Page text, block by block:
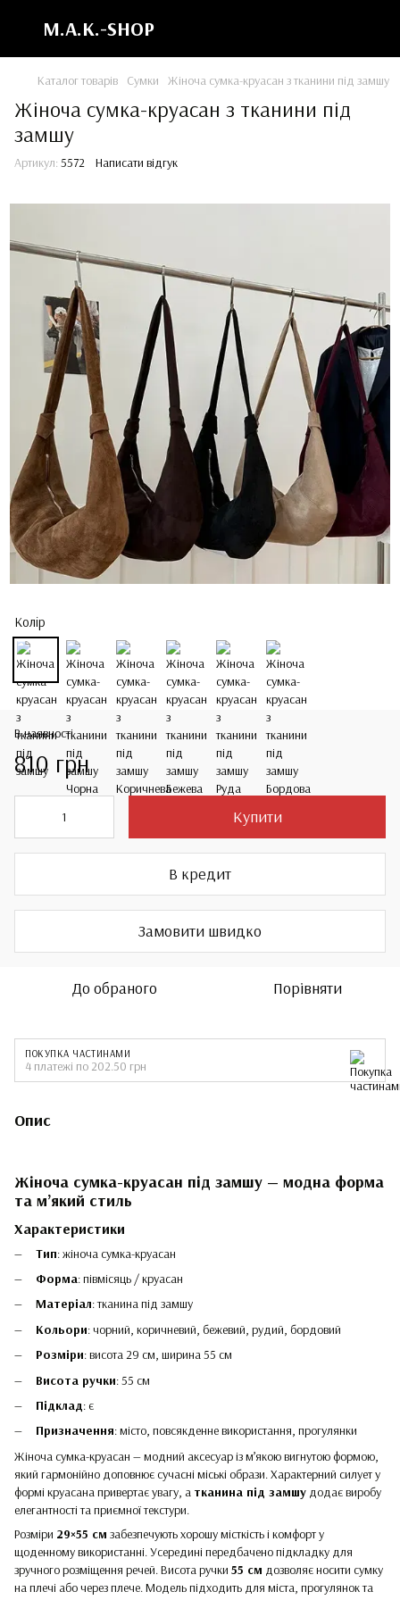
M.A.K.-SHOP
Каталог товарів Сумки Жіноча сумка-круасан з тканини під замшу
Жіноча сумка-круасан з тканини під
замшу
Артикул: 5572 Написати відгук
Колір
В наявності
810 грн
Купити
В кредит
Замовити швидко
До обраного Порівняти
ПОКУПКА ЧАСТИНАМИ
4 платежі по 202.50 грн
Опис
Жіноча сумка-круасан під замшу — модна форма
та м’який стиль
Характеристики
Тип: жіноча сумка-круасан
Форма: півмісяць / круасан
Матеріал: тканина під замшу
Кольори: чорний, коричневий, бежевий, рудий, бордовий
Розміри: висота 29 см, ширина 55 см
Висота ручки: 55 см
Підклад: є
Призначення: місто, повсякденне використання, прогулянки
Жіноча сумка-круасан — модний аксесуар із м’якою вигнутою формою,
який гармонійно доповнює сучасні міські образи. Характерний силует у
формі круасана привертає увагу, а тканина під замшу додає виробу
елегантності та приємної текстури.
Розміри 29×55 см забезпечують хорошу місткість і комфорт у
щоденному використанні. Усередині передбачено підкладку для
зручного розміщення речей. Висота ручки 55 см дозволяє носити сумку
на плечі або через плече. Модель підходить для міста, прогулянок та